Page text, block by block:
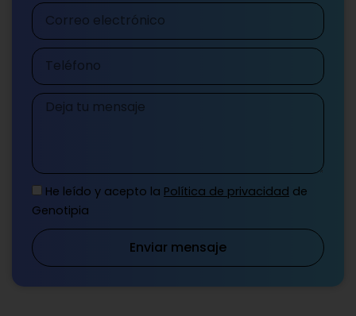
Correo
electrónico
Teléfono
Mensaje
He leído y acepto la Política de privacidad de
Genotipia
Enviar mensaje